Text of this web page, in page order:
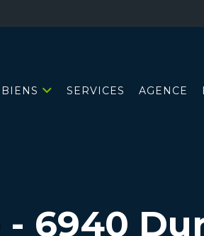
BIENS SERVICES AGENCE
- 6940